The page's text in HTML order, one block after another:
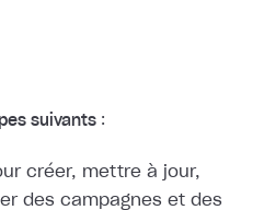
suivants :
créer, mettre à jour,
des campagnes et des